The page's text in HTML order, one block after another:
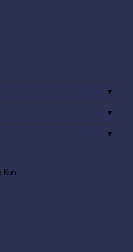
Kuh